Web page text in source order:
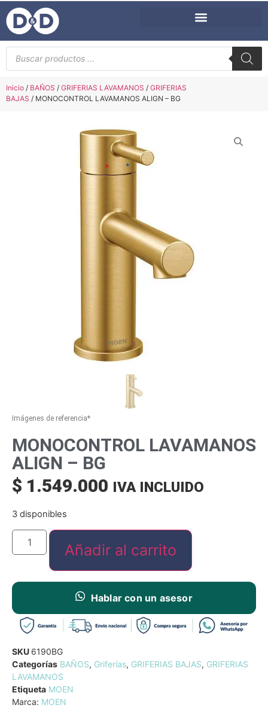
Inicio / BAÑOS / GRIFERIAS LAVAMANOS / GRIFERIAS
BAJAS / MONOCONTROL LAVAMANOS ALIGN – BG
Imágenes de referencia*
MONOCONTROL LAVAMANOS
ALIGN – BG
$ 1.549.000 IVA INCLUIDO
3 disponibles
Añadir al carrito
Hablar con un asesor
SKU 6190BG
Categorías BAÑOS, Griferías, GRIFERIAS BAJAS, GRIFERIAS
LAVAMANOS
Etiqueta MOEN
Marca: MOEN